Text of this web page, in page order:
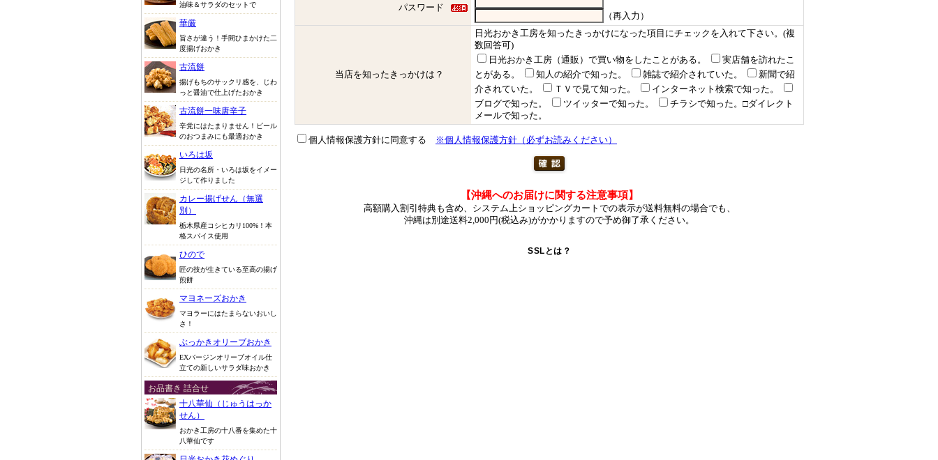
油味＆サラダのセットで
華厳
旨さが違う！手間ひまかけた二
度揚げおかき
古流餅
揚げもちのサックリ感を、じわ
っと醤油で仕上げたおかき
古流餅一味唐辛子
辛党にはたまりません！ビール
のおつまみにも最適おかき
いろは坂
日光の名所・いろは坂をイメー
ジして作りました
カレー揚げせん（無選
別）
栃木県産コシヒカリ100%！本
格スパイス使用
ひので
匠の技が生きている至高の揚げ
煎餅
マヨネーズおかき
マヨラーにはたまらないおいし
さ！
ぶっかきオリーブおかき
EXバージンオリーブオイル仕
立ての新しいサラダ味おかき
お品書き 詰合せ
十八華仙（じゅうはっか
せん）
おかき工房の十八番を集めた十
八華仙です
パスワード
（再入力）
当店を知ったきっかけは？
日光おかき工房を知ったきっかけになった項目にチェックを入れて下さい。(複
数回答可)
日光おかき工房（通販）で買い物をしたことがある。
実店舗を訪れたこ
とがある。
知人の紹介で知った。 雑誌で紹介されていた。
新聞で紹
介されていた。
ＴＶで見て知った。
インターネット検索で知った。
ブログで知った。
ツイッターで知った。
チラシで知った。□ダイレクト
メールで知った。
個人情報保護方針に同意する ※個人情報保護方針（必ずお読みください）
【沖縄へのお届けに関する注意事項】
高額購入割引特典も含め、システム上ショッピングカートでの表示が送料無料の場合でも、
沖縄は別途送料2,000円(税込み)がかかりますので予め御了承ください。
SSLとは？